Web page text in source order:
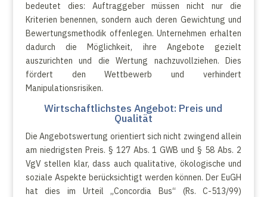
bedeutet dies: Auftraggeber müssen nicht nur die
Kriterien benennen, sondern auch deren Gewichtung und
Bewertungsmethodik offenlegen. Unternehmen erhalten
dadurch die Möglichkeit, ihre Angebote gezielt
auszurichten und die Wertung nachzuvollziehen. Dies
fördert den Wettbewerb und verhindert
Manipulationsrisiken.
Wirtschaftlichstes Angebot: Preis und
Qualität
Die Angebotswertung orientiert sich nicht zwingend allein
am niedrigsten Preis. § 127 Abs. 1 GWB und § 58 Abs. 2
VgV stellen klar, dass auch qualitative, ökologische und
soziale Aspekte berücksichtigt werden können. Der EuGH
hat dies im Urteil „Concordia Bus“ (Rs. C-513/99)